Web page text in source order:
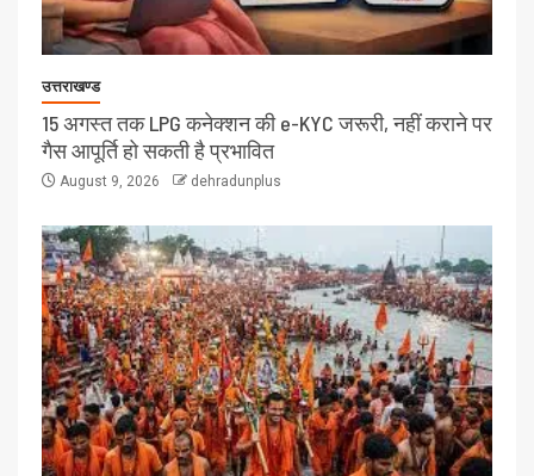
उत्तराखण्ड
15 अगस्त तक LPG कनेक्शन की e-KYC जरूरी, नहीं कराने पर
गैस आपूर्ति हो सकती है प्रभावित
August 9, 2026 dehradunplus